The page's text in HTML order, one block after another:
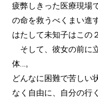
疲弊しきった医療現場
の命を救うべくまい進
はたして未知子はこの
そして、彼女の前に
体…。
どんなに困難で苦しい
なく自由に、自分の行